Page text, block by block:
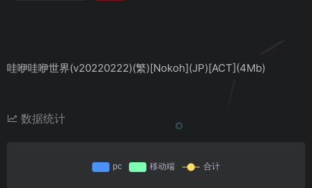
哇咿哇咿世界(v20220222)(繁)[Nokoh](JP)[ACT](4Mb)
数据统计